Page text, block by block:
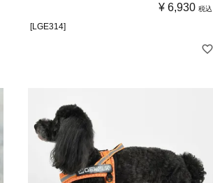
¥ 6,930 税込
[LGE314]